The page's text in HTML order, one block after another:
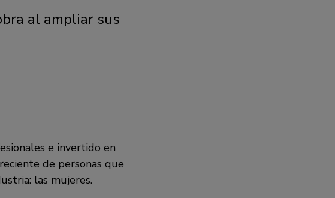
al ampliar sus
e invertido en
de personas que
las mujeres.